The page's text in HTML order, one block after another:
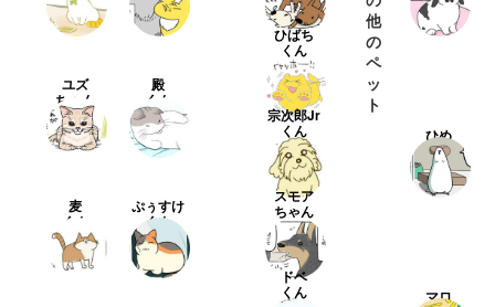
ユズ
ちゃん
殿
くん
麦
くん
ぷぅすけ
くん
ひばち
くん
宗次郎Jr
くん
スモア
ちゃん
ドベ
くん
他
の
ペ
ッ
ト
ひめ
ちゃん
マロ